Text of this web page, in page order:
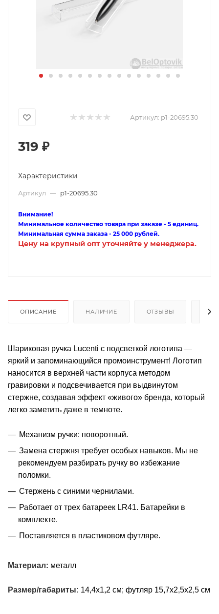
Артикул: p1-20695.30
319 ₽
Характеристики
Артикул — p1-20695.30
Внимание!
Минимальное количество товара при заказе - 5 единиц.
Минимальная сумма заказа - 25 000 рублей.
Цену на крупный опт уточняйте у менеджера.
ОПИСАНИЕ НАЛИЧИЕ ОТЗЫВЫ
Шариковая ручка Lucenti с подсветкой логотипа —
яркий и запоминающийся промоинструмент! Логотип
наносится в верхней части корпуса методом
гравировки и подсвечивается при выдвинутом
стержне, создавая эффект «живого» бренда, который
легко заметить даже в темноте.
Механизм ручки: поворотный.
Замена стержня требует особых навыков. Мы не
рекомендуем разбирать ручку во избежание
поломки.
Стержень с синими чернилами.
Работает от трех батареек LR41. Батарейки в
комплекте.
Поставляется в пластиковом футляре.
Материал: металл
Размер/габариты: 14,4х1,2 см; футляр 15,7х2,5х2,5 см